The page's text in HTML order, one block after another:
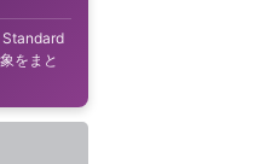
Standard
をまと